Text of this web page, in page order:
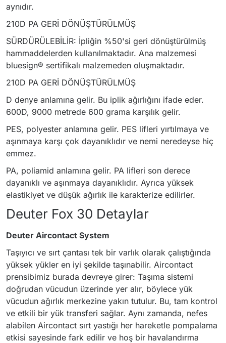
aynıdır.
210D PA GERİ DÖNÜŞTÜRÜLMÜŞ
SÜRDÜRÜLEBİLİR: İpliğin %50'si geri dönüştürülmüş
hammaddelerden kullanılmaktadır. Ana malzemesi
bluesign® sertifikalı malzemeden oluşmaktadır.
210D PA GERİ DÖNÜŞTÜRÜLMÜŞ
D denye anlamına gelir. Bu iplik ağırlığını ifade eder.
600D, 9000 metrede 600 grama karşılık gelir.
PES, polyester anlamına gelir. PES lifleri yırtılmaya ve
aşınmaya karşı çok dayanıklıdır ve nemi neredeyse hiç
emmez.
PA, poliamid anlamına gelir. PA lifleri son derece
dayanıklı ve aşınmaya dayanıklıdır. Ayrıca yüksek
elastikiyet ve düşük ağırlık ile karakterize edilirler.
Deuter Fox 30 Detaylar
Deuter Aircontact System
Taşıyıcı ve sırt çantası tek bir varlık olarak çalıştığında
yüksek yükler en iyi şekilde taşınabilir. Aircontact
prensibimiz burada devreye girer: Taşıma sistemi
doğrudan vücudun üzerinde yer alır, böylece yük
vücudun ağırlık merkezine yakın tutulur. Bu, tam kontrol
ve etkili bir yük transferi sağlar. Aynı zamanda, nefes
alabilen Aircontact sırt yastığı her hareketle pompalama
etkisi sayesinde fark edilir ve hoş bir havalandırma